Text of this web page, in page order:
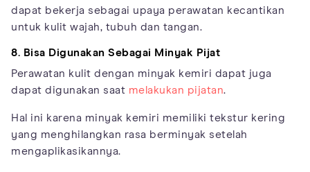
dapat bekerja sebagai upaya perawatan kecantikan
untuk kulit wajah, tubuh dan tangan.
8. Bisa Digunakan Sebagai Minyak Pijat
Perawatan kulit dengan minyak kemiri dapat juga
dapat digunakan saat melakukan pijatan.
Hal ini karena minyak kemiri memiliki tekstur kering
yang menghilangkan rasa berminyak setelah
mengaplikasikannya.